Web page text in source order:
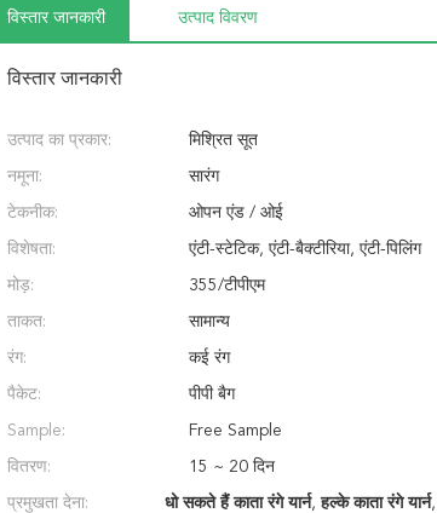
विस्तार जानकारी उत्पाद विवरण
विस्तार जानकारी
उत्पाद का प्रकार: मिश्रित सूत
नमूना: सारंग
टेकनीक: ओपन एंड / ओई
विशेषता: एंटी-स्टेटिक, एंटी-बैक्टीरिया, एंटी-पिलिंग
मोड़: 355/टीपीएम
ताकत: सामान्य
रंग: कई रंग
पैकेट: पीपी बैग
Sample: Free Sample
वितरण: 15 ~ 20 दिन
प्रमुखता देना: धो सकते हैं काता रंगे यार्न,हल्के काता रंगे यार्न